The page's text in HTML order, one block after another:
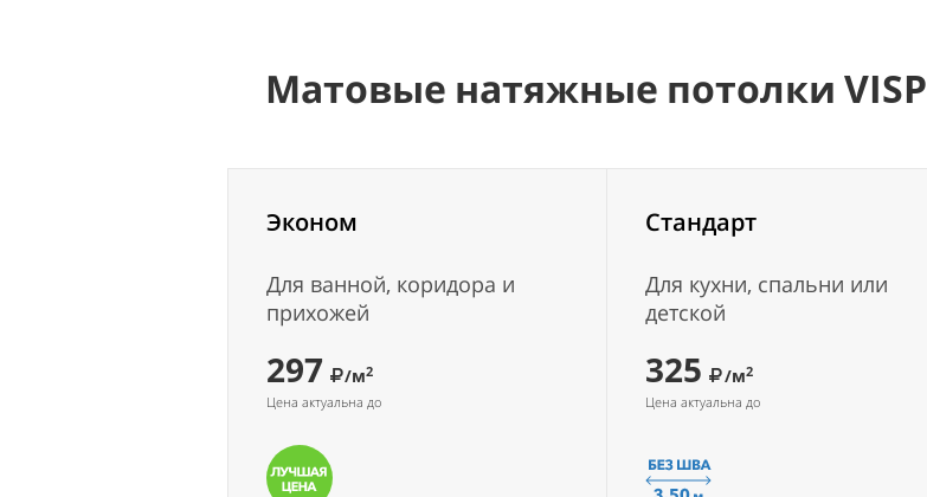
Матовые натяжные потолки VISP
Эконом
Для ванной, коридора и
прихожей
297 /м2
Цена актуальна до
Стандарт
Для кухни, спальни или
детской
325 /м2
Цена актуальна до